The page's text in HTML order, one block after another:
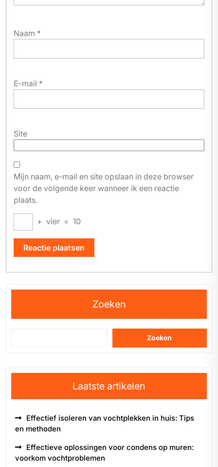
Naam *
E-mail *
Site
Mijn naam, e-mail en site opslaan in deze browser
voor de volgende keer wanneer ik een reactie
plaats.
+ vier = 10
Zoeken
Zoeken
Laatste artikelen
Effectief isoleren van vochtplekken in huis: Tips
en methoden
Effectieve oplossingen voor condens op muren:
voorkom vochtproblemen